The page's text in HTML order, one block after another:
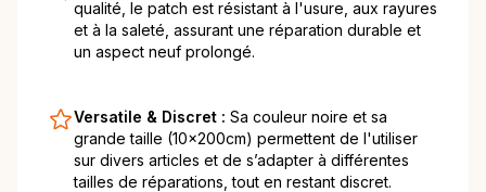
qualité, le patch est résistant à l'usure, aux rayures
et à la saleté, assurant une réparation durable et
un aspect neuf prolongé.
Versatile & Discret : Sa couleur noire et sa
grande taille (10x200cm) permettent de l'utiliser
sur divers articles et de s’adapter à différentes
tailles de réparations, tout en restant discret.